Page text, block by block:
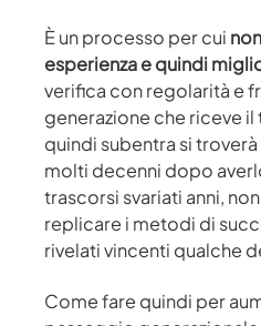
È un processo per cui
esperienza e quindi
verifica con regolarità e
generazione che riceve
quindi subentra si
molti decenni dopo
trascorsi svariati anni,
replicare i metodi di
rivelati vincenti qualche
Come fare quindi per